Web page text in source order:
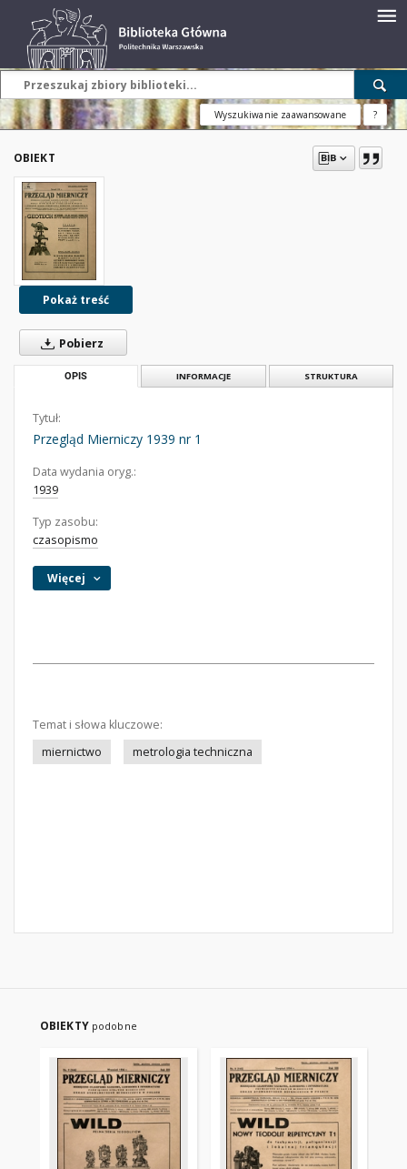
Wyszukiwanie zaawansowane ?
OBIEKT
Pokaż treść
Pobierz
OPIS INFORMACJE STRUKTURA
Tytuł:
Przegląd Mierniczy 1939 nr 1
Data wydania oryg.:
1939
Typ zasobu:
czasopismo
Więcej
Temat i słowa kluczowe:
miernictwo
metrologia techniczna
OBIEKTY podobne